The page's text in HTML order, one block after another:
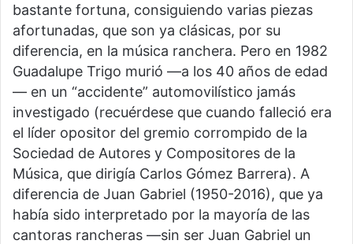
bastante fortuna, consiguiendo varias piezas
afortunadas, que son ya clásicas, por su
diferencia, en la música ranchera. Pero en 1982
Guadalupe Trigo murió —a los 40 años de edad
— en un “accidente” automovilístico jamás
investigado (recuérdese que cuando falleció era
el líder opositor del gremio corrompido de la
Sociedad de Autores y Compositores de la
Música, que dirigía Carlos Gómez Barrera). A
diferencia de Juan Gabriel (1950-2016), que ya
había sido interpretado por la mayoría de las
cantoras rancheras —sin ser Juan Gabriel un